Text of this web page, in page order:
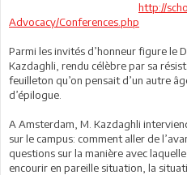
http://
Advocacy/Conferences.php
Parmi les invités d’honneur figure le
Kazdaghli, rendu célèbre par sa
feuilleton qu’on pensait d’un autre
d’épilogue.
A Amsterdam, M. Kazdaghli
sur le campus: comment aller de
questions sur la manière avec
encourir en pareille situation, la